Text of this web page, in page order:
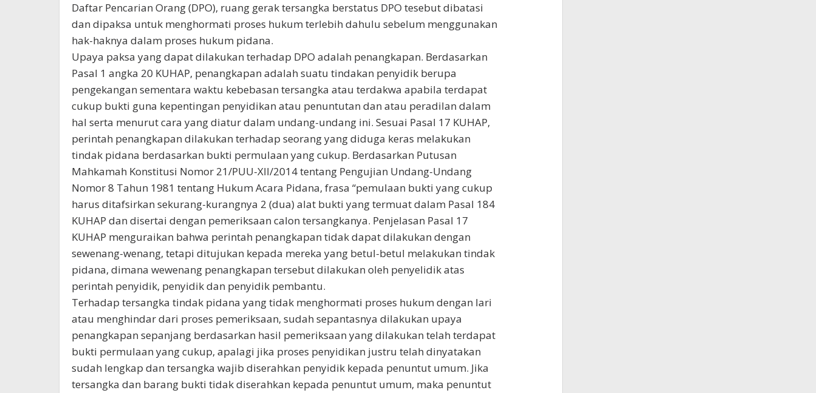
Daftar Pencarian Orang (DPO), ruang gerak tersangka berstatus DPO tesebut dibatasi
dan dipaksa untuk menghormati proses hukum terlebih dahulu sebelum menggunakan
hak-haknya dalam proses hukum pidana.
Upaya paksa yang dapat dilakukan terhadap DPO adalah penangkapan. Berdasarkan
Pasal 1 angka 20 KUHAP, penangkapan adalah suatu tindakan penyidik berupa
pengekangan sementara waktu kebebasan tersangka atau terdakwa apabila terdapat
cukup bukti guna kepentingan penyidikan atau penuntutan dan atau peradilan dalam
hal serta menurut cara yang diatur dalam undang-undang ini. Sesuai Pasal 17 KUHAP,
perintah penangkapan dilakukan terhadap seorang yang diduga keras melakukan
tindak pidana berdasarkan bukti permulaan yang cukup. Berdasarkan Putusan
Mahkamah Konstitusi Nomor 21/PUU-XII/2014 tentang Pengujian Undang-Undang
Nomor 8 Tahun 1981 tentang Hukum Acara Pidana, frasa “pemulaan bukti yang cukup
harus ditafsirkan sekurang-kurangnya 2 (dua) alat bukti yang termuat dalam Pasal 184
KUHAP dan disertai dengan pemeriksaan calon tersangkanya. Penjelasan Pasal 17
KUHAP menguraikan bahwa perintah penangkapan tidak dapat dilakukan dengan
sewenang-wenang, tetapi ditujukan kepada mereka yang betul-betul melakukan tindak
pidana, dimana wewenang penangkapan tersebut dilakukan oleh penyelidik atas
perintah penyidik, penyidik dan penyidik pembantu.
Terhadap tersangka tindak pidana yang tidak menghormati proses hukum dengan lari
atau menghindar dari proses pemeriksaan, sudah sepantasnya dilakukan upaya
penangkapan sepanjang berdasarkan hasil pemeriksaan yang dilakukan telah terdapat
bukti permulaan yang cukup, apalagi jika proses penyidikan justru telah dinyatakan
sudah lengkap dan tersangka wajib diserahkan penyidik kepada penuntut umum. Jika
tersangka dan barang bukti tidak diserahkan kepada penuntut umum, maka penuntut